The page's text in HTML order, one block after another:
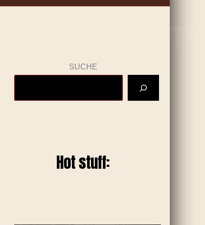
SUCHE
Hot stuff: